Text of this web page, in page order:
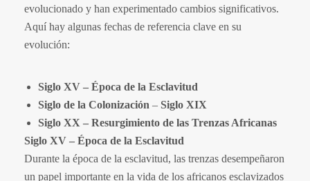
evolucionado y han experimentado cambios significativos.
Aquí hay algunas fechas de referencia clave en su
evolución:
Siglo XV – Época de la Esclavitud
Siglo de la Colonización – Siglo XIX
Siglo XX – Resurgimiento de las Trenzas Africanas
Siglo XV – Época de la Esclavitud
Durante la época de la esclavitud, las trenzas desempeñaron
un papel importante en la vida de los africanos esclavizados